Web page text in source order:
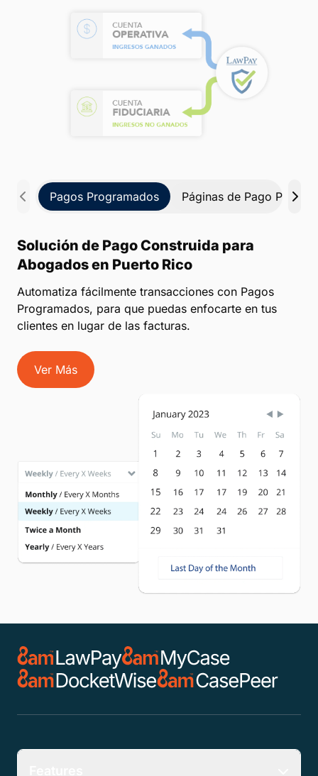
Pagos Programados Páginas de Pago
Solución de Pago Construida para
Abogados en Puerto Rico
Automatiza fácilmente transacciones con Pagos
Programados, para que puedas enfocarte en tus
clientes en lugar de las facturas.
Ver Más